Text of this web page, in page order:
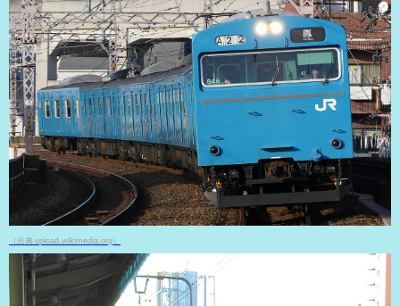
（出典 upload.wikimedia.org）